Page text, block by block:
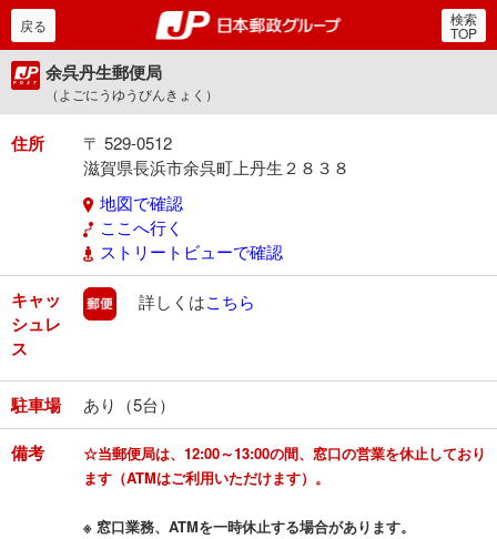
郵便局・日本郵政グルー
戻る 検索
TOP
余呉丹生郵便局
（よごにうゆうびんきょく）
住所
〒 529-0512
滋賀県長浜市余呉町上丹生２８３８
地図で確認
ここへ行く
ストリートビューで確認
キャッ
シュレ
ス
郵便
詳しくはこちら
駐車場 あり（5台）
備考
☆当郵便局は、12:00～13:00の間、窓口の営業を休止しており
ます（ATMはご利用いただけます）。
※ 窓口業務、ATMを一時休止する場合があります。